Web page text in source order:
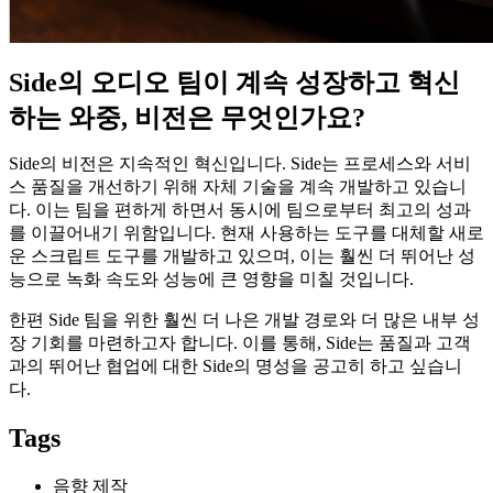
Side의 오디오 팀이 계속 성장하고 혁신
하는 와중, 비전은 무엇인가요?
Side의 비전은 지속적인 혁신입니다. Side는 프로세스와 서비
스 품질을 개선하기 위해 자체 기술을 계속 개발하고 있습니
다. 이는 팀을 편하게 하면서 동시에 팀으로부터 최고의 성과
를 이끌어내기 위함입니다. 현재 사용하는 도구를 대체할 새로
운 스크립트 도구를 개발하고 있으며 , 이는 훨씬 더 뛰어난 성
능으로 녹화 속도와 성능에 큰 영향을 미칠 것입니다.
한편 Side 팀을 위한 훨씬 더 나은 개발 경로와 더 많은 내부 성
장 기회를 마련하고자 합니다. 이를 통해, Side는 품질과 고객
과의 뛰어난 협업에 대한 Side의 명성을 공고히 하고 싶습니
다.
Tags
음향 제작